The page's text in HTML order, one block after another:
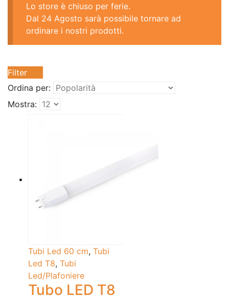
Lo store è chiuso per ferie.
Dal 24 Agosto sarà possibile tornare ad
ordinare i nostri prodotti.
Filter
Ordina per:
Mostra:
Tubi Led 60 cm, Tubi
Led T8, Tubi
Led/Plafoniere
Tubo LED T8